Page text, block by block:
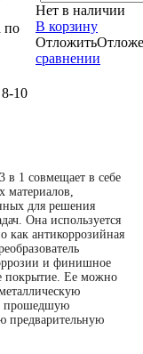
по
10
Нет в наличии
В корзину
Отложить
сравнении
в 1 совмещает в себе
материалов,
для решения
Она используется
как антикоррозийная
и финишное
покрытие. Ее можно
прошедшую
предварительную